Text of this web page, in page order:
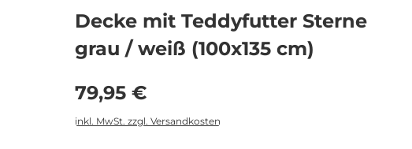
Decke mit Teddyfutter Sterne
grau / weiß (100x135 cm)
Regulärer Preis:
79,95 €
inkl. MwSt. zzgl. Versandkosten